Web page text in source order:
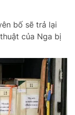
bố sẽ trả lại
của Nga bị